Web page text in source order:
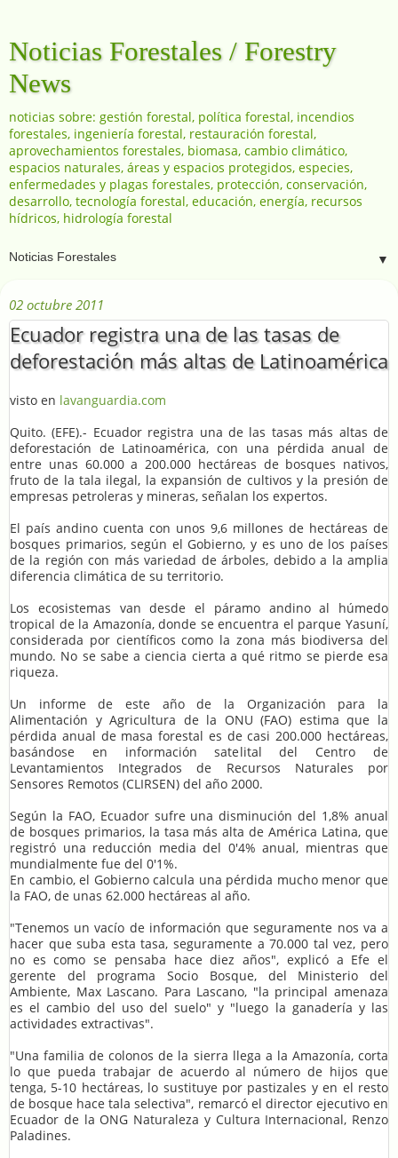
Noticias Forestales / Forestry
News
noticias sobre: gestión forestal, política forestal, incendios
forestales, ingeniería forestal, restauración forestal,
aprovechamientos forestales, biomasa, cambio climático,
espacios naturales, áreas y espacios protegidos, especies,
enfermedades y plagas forestales, protección, conservación,
desarrollo, tecnología forestal, educación, energía, recursos
hídricos, hidrología forestal
▼
02 octubre 2011
Ecuador registra una de las tasas de
deforestación más altas de Latinoamérica
visto en lavanguardia.com
Quito. (EFE).- Ecuador registra una de las tasas más altas de
deforestación de Latinoamérica, con una pérdida anual de
entre unas 60.000 a 200.000 hectáreas de bosques nativos,
fruto de la tala ilegal, la expansión de cultivos y la presión de
empresas petroleras y mineras, señalan los expertos.
El país andino cuenta con unos 9,6 millones de hectáreas de
bosques primarios, según el Gobierno, y es uno de los países
de la región con más variedad de árboles, debido a la amplia
diferencia climática de su territorio.
Los ecosistemas van desde el páramo andino al húmedo
tropical de la Amazonía, donde se encuentra el parque Yasuní,
considerada por científicos como la zona más biodiversa del
mundo. No se sabe a ciencia cierta a qué ritmo se pierde esa
riqueza.
Un informe de este año de la Organización para la
Alimentación y Agricultura de la ONU (FAO) estima que la
pérdida anual de masa forestal es de casi 200.000 hectáreas,
basándose en información satelital del Centro de
Levantamientos Integrados de Recursos Naturales por
Sensores Remotos (CLIRSEN) del año 2000.
Según la FAO, Ecuador sufre una disminución del 1,8% anual
de bosques primarios, la tasa más alta de América Latina, que
registró una reducción media del 0'4% anual, mientras que
mundialmente fue del 0'1%.
En cambio, el Gobierno calcula una pérdida mucho menor que
la FAO, de unas 62.000 hectáreas al año.
"Tenemos un vacío de información que seguramente nos va a
hacer que suba esta tasa, seguramente a 70.000 tal vez, pero
no es como se pensaba hace diez años", explicó a Efe el
gerente del programa Socio Bosque, del Ministerio del
Ambiente, Max Lascano. Para Lascano, "la principal amenaza
es el cambio del uso del suelo" y "luego la ganadería y las
actividades extractivas".
"Una familia de colonos de la sierra llega a la Amazonía, corta
lo que pueda trabajar de acuerdo al número de hijos que
tenga, 5-10 hectáreas, lo sustituye por pastizales y en el resto
de bosque hace tala selectiva", remarcó el director ejecutivo en
Ecuador de la ONG Naturaleza y Cultura Internacional, Renzo
Paladines.